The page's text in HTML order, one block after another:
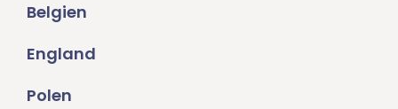
Belgien
England
Polen